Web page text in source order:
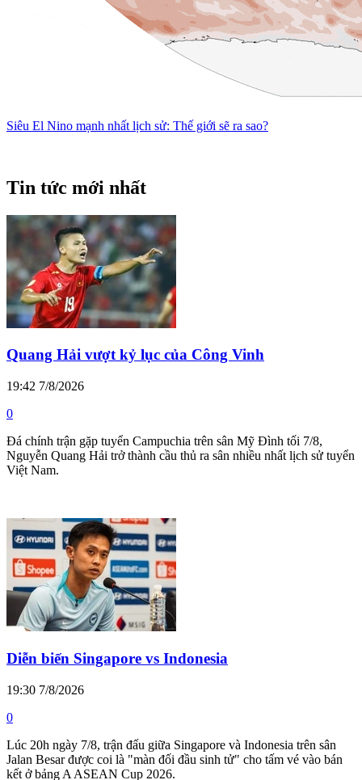
Siêu El Nino mạnh nhất lịch sử: Thế giới sẽ ra sao?
Tin tức mới nhất
Quang Hải vượt kỷ lục của Công Vinh
19:42 7/8/2026
0
Đá chính trận gặp tuyển Campuchia trên sân Mỹ Đình tối 7/8,
Nguyễn Quang Hải trở thành cầu thủ ra sân nhiều nhất lịch sử tuyển
Việt Nam.
Diễn biến Singapore vs Indonesia
19:30 7/8/2026
0
Lúc 20h ngày 7/8, trận đấu giữa Singapore và Indonesia trên sân
Jalan Besar được coi là "màn đối đầu sinh tử" cho tấm vé vào bán
kết ở bảng A ASEAN Cup 2026.